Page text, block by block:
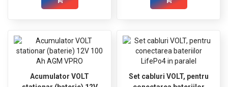
Acumulator VOLT
Set cabluri VOLT, pentru